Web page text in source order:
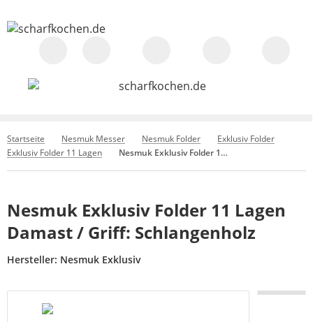
Startseite Nesmuk Messer Nesmuk Folder
Exklusiv Folder
Exklusiv Folder 11 Lagen
Nesmuk Exklusiv Folder 11 Lagen Damast / Griff: Schlangenholz
Nesmuk Exklusiv Folder 11 Lagen
Damast / Griff: Schlangenholz
Hersteller: Nesmuk Exklusiv